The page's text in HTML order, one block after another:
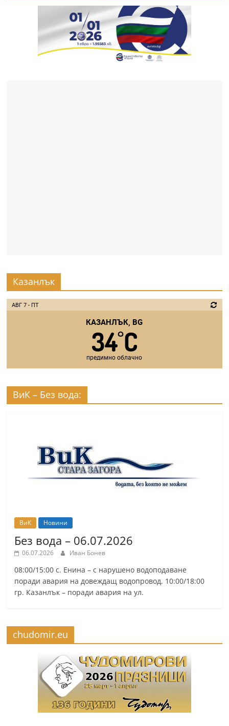
Казанлък
АВГ 7 - ПТ
КАЗАНЛЪК, BG
34°C
предимно облачно
ВиК – Без вода:
ВиК Новини
Без вода – 06.07.2026
06.07.2026 Иван Бонев
08:00/15:00 с. Енина – с нарушено водоподаване
поради авария на довеждащ водопровод. 10:00/18:00
гр. Казанлък – поради авария на ул.
chudomir.eu